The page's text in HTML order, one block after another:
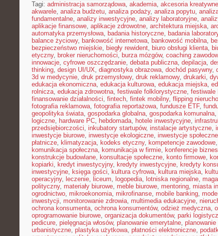
Tagi: administracja samorządowa, akademia, akcesoria kreatywne
akwarele, analiza budżetu, analiza podaży, analiza popytu,
fundamentalne, analizy inwestycyjne, analizy laboratoryjne,
aplikacje finansowe, aplikacje zdrowotne, architektura miejska,
automatyka przemysłowa, badania historyczne, badania
balance życiowy, bankowość internetowa, bankowość mobilna,
bezpieczeństwo miejskie, biegły rewident, biuro obsługi klienta,
etyczny, broker nieruchomości, burza mózgów, coaching
innowacje, cyfrowe oszczędzanie, debata publiczna, depilacja,
thinking, design UI/UX, diagnostyka obrazowa, dochód pasywny,
3d w medycynie, druk przemysłowy, druk reklamowy, drukarki,
edukacja ekonomiczna, edukacja kulturowa, edukacja miejska,
rolnicza, edukacja zdrowotna, festiwale folklorystyczne, festiwale
finansowanie działalności, fintech, fintek mobilny, flipping
fotografia reklamowa, fotografia reportażowa, fundusze ETF,
geopolityka świata, gospodarka globalna, gospodarka komunalna,
logiczne, hardware PC, hebdomada, hotele inwestycyjne,
przedsiębiorczości, inkubatory startupów, instalacje artystyczne,
inwestycje biurowe, inwestycje ekologiczne, inwestycje społeczne
płatnicze, klimatyzacja, kodeks etyczny, kompetencje zawodowe
komunikacja społeczna, komunikacja w firmie, konferencje
konstrukcje budowlane, konsultacje społeczne, konto firmowe,
kopiarki, kredyt inwestycyjny, kredyty inwestycyjne, kredyty
inwestycyjne, księga gości, kultura cyfrowa, kultura miejska,
operacyjny, leczenie, liceum, logopedia, lotniska regionalne,
polityczny, materiały biurowe, meble biurowe, mentoring, miasta
ogrodnictwo, mikroekonomia, mikrofinanse, mobile banking,
inwestycji, monitorowanie zdrowia, multimedia edukacyjne,
ochrona konsumenta, ochrona konsumentów, odzież medyczna,
oprogramowanie biurowe, organizacja dokumentów, parki
pedicure, pielęgnacja włosów, planowanie emerytalne, planowanie
urbanistyczne, plastyka użytkowa, płatności elektroniczne,